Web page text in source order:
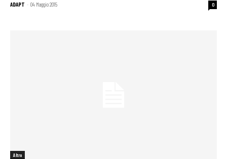
ADAPT - 04 Maggio 2015 0
Altro